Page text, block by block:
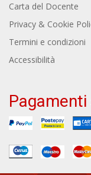
Carta del Docente
Privacy & Cookie
Termini e condizioni
Accessibilità